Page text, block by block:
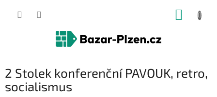
2 Stolek konferenční PAVOUK, retro,
socialismus